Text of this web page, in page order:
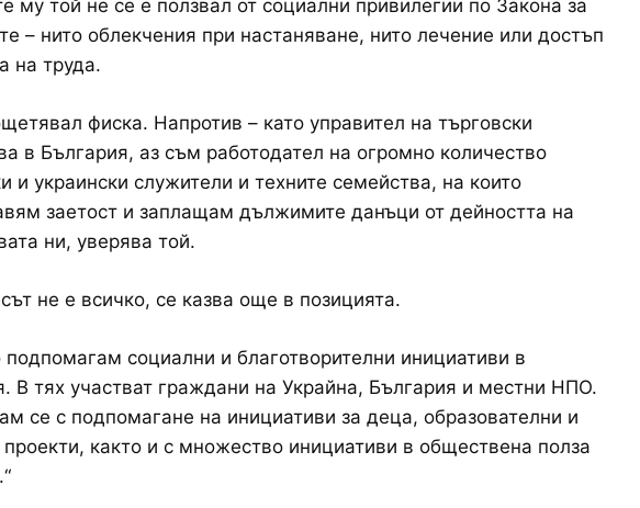
му той не се е ползвал от социални привилегии по Закона за
– нито облекчения при настаняване, нито лечение или достъп
на труда.
фиска. Напротив – като управител на търговски
в България, аз съм работодател на огромно количество
и украински служители и техните семейства, на които
заетост и заплащам дължимите данъци от дейността на
ни, уверява той.
не е всичко, се казва още в позицията.
подпомагам социални и благотворителни инициативи в
В тях участват граждани на Украйна, България и местни НПО.
се с подпомагане на инициативи за деца, образователни и
проекти, както и с множество инициативи в обществена полза